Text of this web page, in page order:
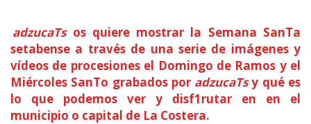
adzucaTs os quiere mostrar la Semana SanTa
setabense a través de una serie de imágenes y
vídeos de procesiones el Domingo de Ramos y el
Miércoles SanTo grabados por adzucaTsy qué es
lo que podemos ver y disf1rutar en en el
municipio o capital de La Costera.